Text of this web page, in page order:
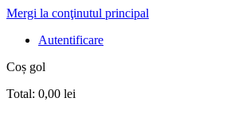
Mergi la conţinutul principal
Autentificare
Coș gol
Total: 0,00 lei